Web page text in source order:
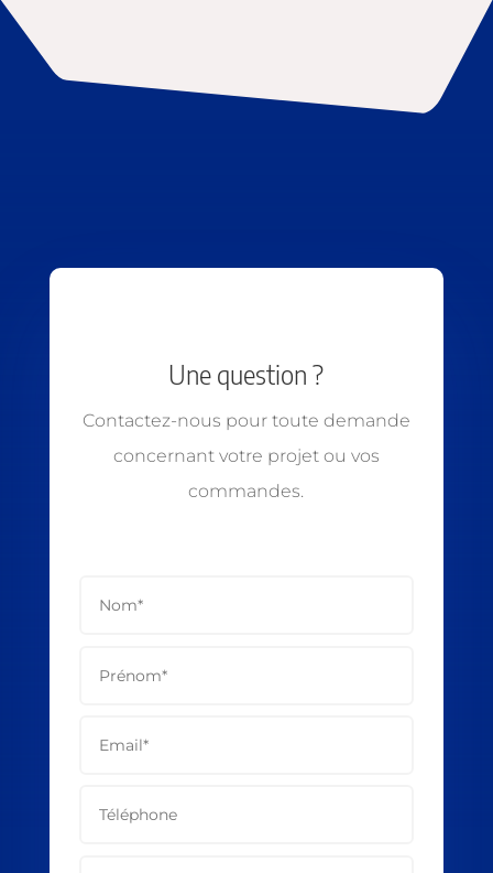
Une question ?
Contactez-nous pour toute demande
concernant votre projet ou vos
commandes.